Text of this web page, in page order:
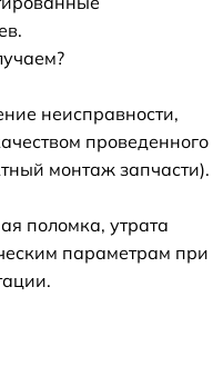
неисправности,
проведенного
монтаж запчасти).
поломка, утрата
параметрам при